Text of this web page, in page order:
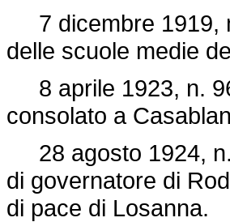
7 dicembre 1919,
delle scuole medie
8 aprile 1923, n.
consolato a
28 agosto 1924, n.
di governatore di
di pace di Losanna.